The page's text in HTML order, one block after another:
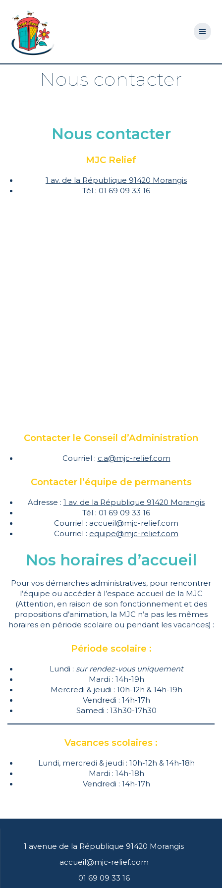
Nous contacter
Nous contacter
MJC Relief
1 av. de la République 91420 Morangis
Tél : 01 69 09 33 16
Contacter le Conseil d’Administration
Courriel : c.a@mjc-relief.com
Contacter l’équipe de permanents
Adresse : 1 av. de la République 91420 Morangis
Tél : 01 69 09 33 16
Courriel : accueil@mjc-relief.com
Courriel : equipe@mjc-relief.com
Nos horaires d’accueil
Pour vos démarches administratives, pour rencontrer
l’équipe ou accéder à l’espace accueil de la MJC
(Attention, en raison de son fonctionnement et des
propositions d’animation, la MJC n’a pas les mêmes
horaires en période scolaire ou pendant les vacances) :
Période scolaire :
Lundi : sur rendez-vous uniquement
Mardi : 14h-19h
Mercredi & jeudi : 10h-12h & 14h-19h
Vendredi : 14h-17h
Samedi : 13h30-17h30
Vacances scolaires :
Lundi, mercredi & jeudi : 10h-12h & 14h-18h
Mardi : 14h-18h
Vendredi : 14h-17h
1 avenue de la République 91420 Morangis
accueil@mjc-relief.com
01 69 09 33 16